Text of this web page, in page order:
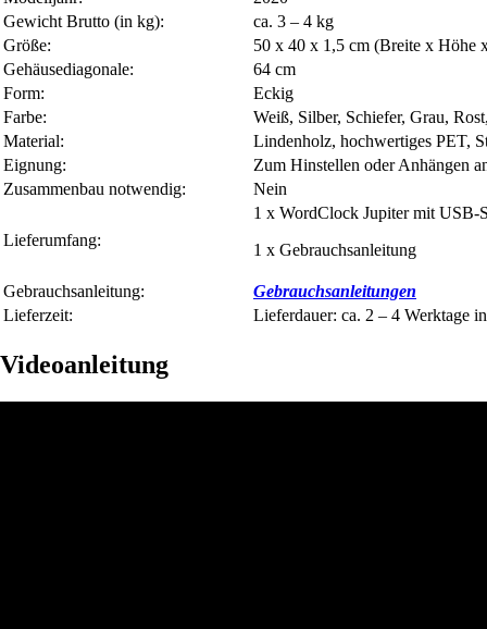
Gewicht Brutto (in kg):
ca. 3 – 4 kg
Größe:
50 x 40 x 1,5 cm (Breite x Höhe
Gehäusediagonale:
64 cm
Form:
Eckig
Farbe:
Weiß, Silber, Schiefer, Grau,
Material:
Lindenholz, hochwertiges PET,
Eignung:
Zum Hinstellen oder Anhängen
Zusammenbau notwendig:
Nein
Lieferumfang:
1 x WordClock Jupiter mit USB-
1 x Gebrauchsanleitung
Gebrauchsanleitung:
Gebrauchsanleitungen
Lieferzeit:
Lieferdauer: ca. 2 – 4 Werktage
Videoanleitung